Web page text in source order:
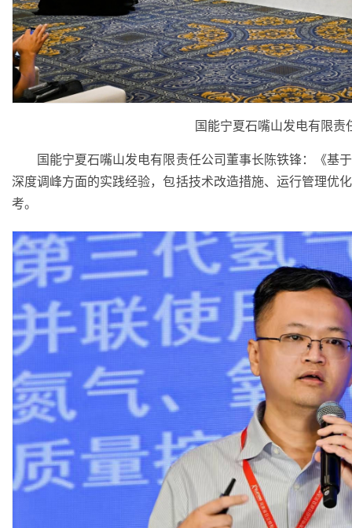
国能宁夏石嘴山发电有限
国能宁夏石嘴山发电有限责任公司董事长陈铁锋：《基
深度调峰方面的实践经验，包括技术改造措施、运行管理优
考。